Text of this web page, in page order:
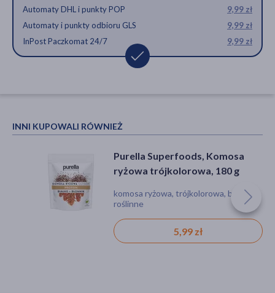
Automaty DHL i punkty POP
9,99 zł
Automaty i punkty odbioru GLS
9,99 zł
InPost Paczkomat 24/7
9,99 zł
INNI KUPOWALI RÓWNIEŻ
Purella Superfoods, Komosa
ryżowa trójkolorowa, 180 g
komosa ryżowa, trójkolorowa, białko
roślinne
5,99 zł